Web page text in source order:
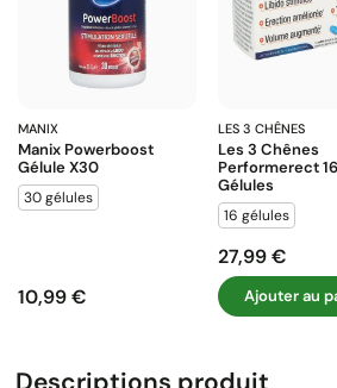
MANIX
Manix Powerboost
Gélule X30
30 gélules
Prix
10,99 €
LES 3 CHÊNES
Les 3 Chênes
Performerect 16
Gélules
16 gélules
Prix
27,99 €
Ajouter au